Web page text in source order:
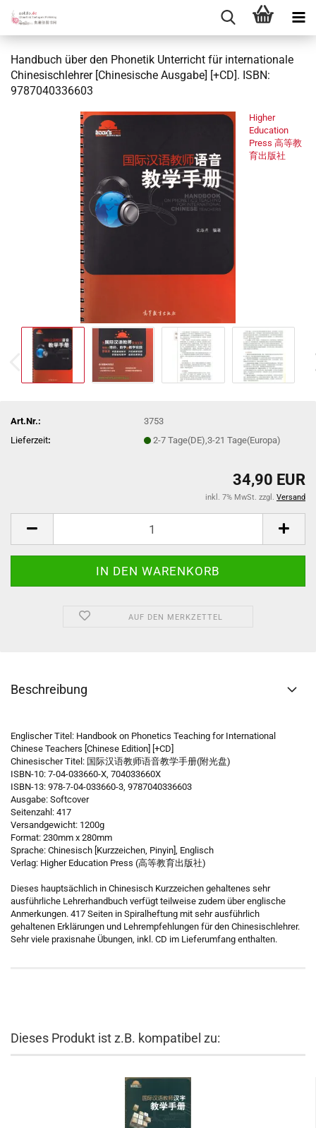
Handbuch über den Phonetik Unterricht für internationale
Chinesischlehrer [Chinesische Ausgabe] [+CD]. ISBN:
9787040336603
Higher
Education
Press 高等教
育出版社
Art.Nr.:
3753
Lieferzeit: 2-7 Tage(DE),3-21 Tage(Europa)
34,90 EUR
inkl. 7% MwSt. zzgl. Versand
AUF DEN MERKZETTEL
Beschreibung
Englischer Titel: Handbook on Phonetics Teaching for International
Chinese Teachers [Chinese Edition] [+CD]
Chinesischer Titel: 国际汉语教师语音教学手册(附光盘)
ISBN-10: 7-04-033660-X, 704033660X
ISBN-13: 978-7-04-033660-3, 9787040336603
Ausgabe: Softcover
Seitenzahl: 417
Versandgewicht: 1200g
Format: 230mm x 280mm
Sprache: Chinesisch [Kurzzeichen, Pinyin], Englisch
Verlag: Higher Education Press (高等教育出版社)
Dieses hauptsächlich in Chinesisch Kurzzeichen gehaltenes sehr
ausführliche Lehrerhandbuch verfügt teilweise zudem über englische
Anmerkungen. 417 Seiten in Spiralheftung mit sehr ausführlich
gehaltenen Erklärungen und Lehrempfehlungen für den Chinesischlehrer.
Sehr viele praxisnahe Übungen, inkl. CD im Lieferumfang enthalten.
Dieses Produkt ist z.B. kompatibel zu: